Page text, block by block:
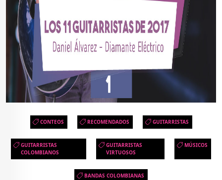
CONTEOS RECOMENDADOS GUITARRISTAS
GUITARRISTAS
COLOMBIANOS
GUITARRISTAS
VIRTUOSOS
MÚSICOS
BANDAS COLOMBIANAS